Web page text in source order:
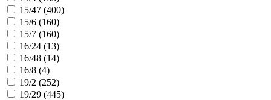
15/47 (400)
15/6 (160)
15/7 (160)
16/24 (13)
16/48 (14)
16/8 (4)
19/2 (252)
19/29 (445)